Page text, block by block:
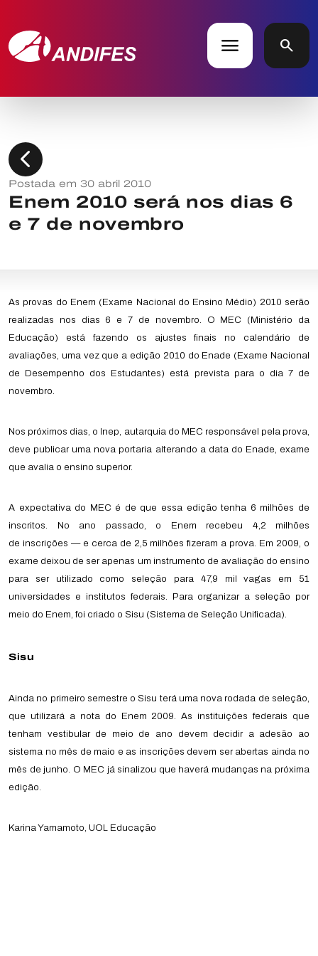
menu search
chevron_left
Postada em 30 abril 2010
Enem 2010 será nos dias 6
e 7 de novembro
As provas do Enem (Exame Nacional do Ensino Médio) 2010 serão
realizadas nos dias 6 e 7 de novembro. O MEC (Ministério da
Educação) está fazendo os ajustes finais no calendário de
avaliações, uma vez que a edição 2010 do Enade (Exame Nacional
de Desempenho dos Estudantes) está prevista para o dia 7 de
novembro.
Nos próximos dias, o Inep, autarquia do MEC responsável pela prova,
deve publicar uma nova portaria alterando a data do Enade, exame
que avalia o ensino superior.
A expectativa do MEC é de que essa edição tenha 6 milhões de
inscritos. No ano passado, o Enem recebeu 4,2 milhões
de inscrições — e cerca de 2,5 milhões fizeram a prova. Em 2009, o
exame deixou de ser apenas um instrumento de avaliação do ensino
para ser utilizado como seleção para 47,9 mil vagas em 51
universidades e institutos federais. Para organizar a seleção por
meio do Enem, foi criado o Sisu (Sistema de Seleção Unificada).
Sisu
Ainda no primeiro semestre o Sisu terá uma nova rodada de seleção,
que utilizará a nota do Enem 2009. As instituições federais que
tenham vestibular de meio de ano devem decidir a adesão ao
sistema no mês de maio e as inscrições devem ser abertas ainda no
mês de junho. O MEC já sinalizou que haverá mudanças na próxima
edição.
Karina Yamamoto, UOL Educação